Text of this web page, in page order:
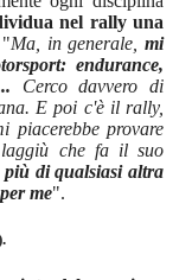
nel rally una
Ma, in generale,mi
endurance,
Cerco davvero di
E poi c'è il rally,
piacerebbe provare
che fa il suo
di qualsiasi altra
me".